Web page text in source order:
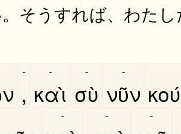
そうすれば、わた
,
-
καὶ
-
σὺ
-
νῦν
-
- - -